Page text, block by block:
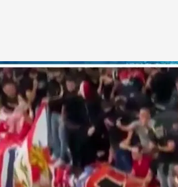
abogado en derecho deportivo.cuatro.com
Todo es mentira
30 SEP 2024 - 16:36h.
El derbi de la vergüenza:
lanzamiento de objetos a Courtois
¿A qué sanciones puede enfrentarse
lanzamiento de objetos al campo?